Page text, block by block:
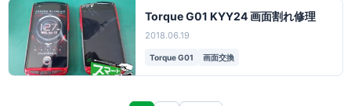
Torque G01 KYY24 画面割れ修理
2018.06.19
Torque G01 画面交換